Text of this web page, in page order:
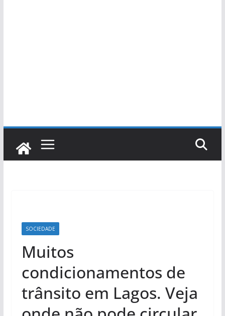
SOCIEDADE
Muitos
condicionamentos de
trânsito em Lagos. Veja